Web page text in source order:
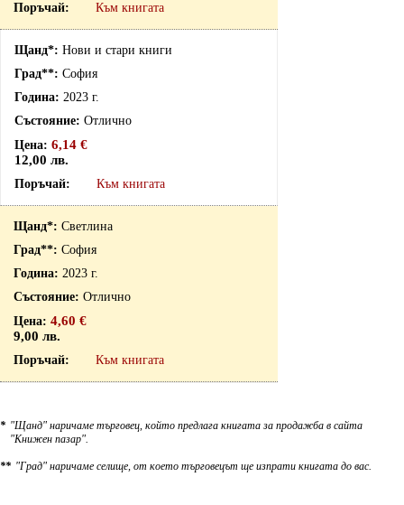
Към книгата
Нови и стари книги
София
2023 г.
Отлично
6,14 €
12,00 лв.
Към книгата
Светлина
София
2023 г.
Отлично
4,60 €
9,00 лв.
Към книгата
* "Щанд" наричаме търговец, който предлага книгата за продажба в сайта
"Книжен пазар".
** "Град" наричаме селище, от което търговецът ще изпрати книгата до вас.